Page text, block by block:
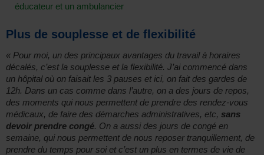
éducateur et un ambulancier
Plus de souplesse et de flexibilité
« Pour moi, un des principaux avantages du travail à horaires
décalés, c’est la souplesse et la flexibilité. J’ai commencé dans
un hôpital où on faisait les 3 pauses et ici, on fait des gardes de
12h. Dans un cas comme dans l’autre, on a des jours de repos,
des moments qui nous permettent de prendre des rendez-vous
médicaux, de faire des démarches administratives, etc, sans
devoir prendre congé. On a aussi des jours de congé en
semaine, qui nous permettent de nous reposer tranquillement, de
prendre du temps pour soi et c’est un plus en termes de vie de